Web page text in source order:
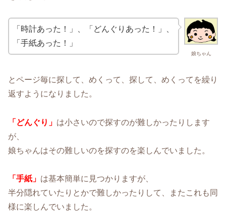
娘ちゃん
「時計あった！」、「どんぐりあった！」、
「手紙あった！」
とページ毎に探して、めくって、探して、めくってを繰り
返すようになりました。
「どんぐり」 は小さいので探すのが難しかったりします
が、
娘ちゃんはその難しいのを探すのを楽しんでいました。
「手紙」 は基本簡単に見つかりますが、
半分隠れていたりとかで難しかったりして、またこれも同
様に楽しんでいました。